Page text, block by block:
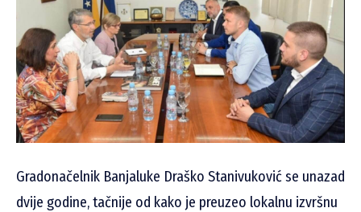
Gradonačelnik Banjaluke Draško Stanivuković se unazad
dvije godine, tačnije od kako je preuzeo lokalnu izvršnu